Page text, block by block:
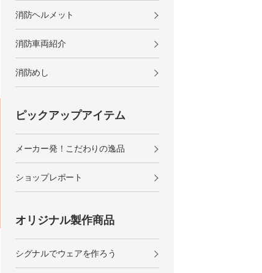
消防ヘルメット
消防車両紹介
消防めし
ピックアップアイテム
メーカー発！こだわりの逸品
ショップレポート
オリジナル製作商品
シグナルでウェアを作ろう